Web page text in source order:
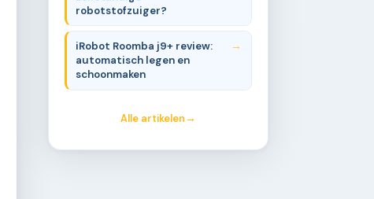
robotstofzuiger?
iRobot Roomba j9+ review:
automatisch legen en
schoonmaken
Alle artikelen